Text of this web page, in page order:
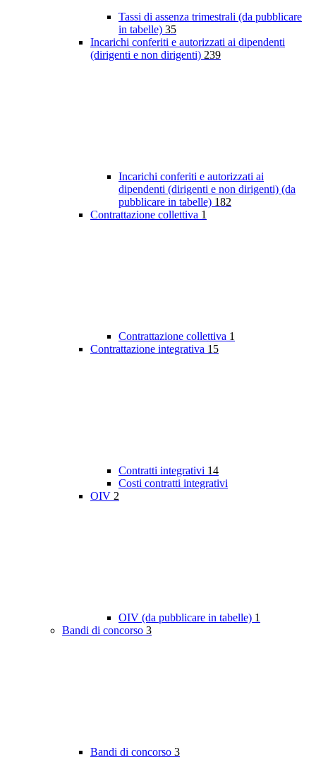
Tassi di assenza trimestrali (da pubblicare
in tabelle) 35
Incarichi conferiti e autorizzati ai dipendenti
(dirigenti e non dirigenti) 239
Incarichi conferiti e autorizzati ai
dipendenti (dirigenti e non dirigenti) (da
pubblicare in tabelle) 182
Contrattazione collettiva 1
Contrattazione collettiva 1
Contrattazione integrativa 15
Contratti integrativi 14
Costi contratti integrativi
OIV 2
OIV (da pubblicare in tabelle) 1
Bandi di concorso 3
Bandi di concorso 3